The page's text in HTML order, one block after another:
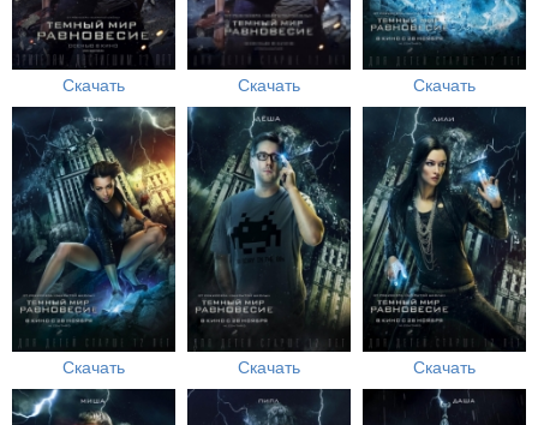
Скачать Скачать Скачать
Скачать Скачать Скачать